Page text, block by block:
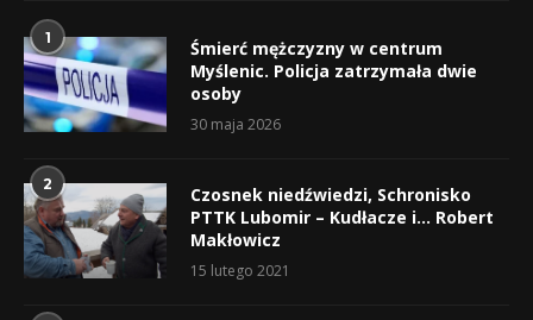
1
Śmierć mężczyzny w centrum
Myślenic. Policja zatrzymała dwie
osoby
30 maja 2026
2
Czosnek niedźwiedzi, Schronisko
PTTK Lubomir – Kudłacze i… Robert
Makłowicz
15 lutego 2021